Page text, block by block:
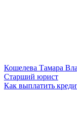
Кошелева Тамара
Старший юрист
Как выплатить